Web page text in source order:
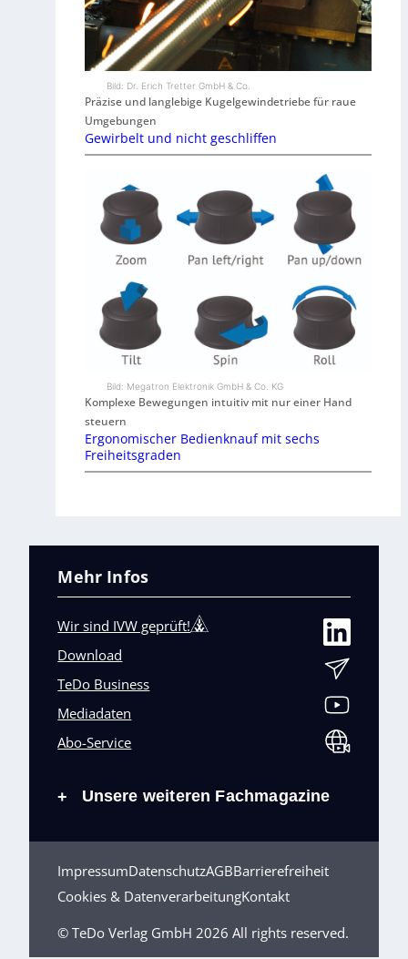
Bild: Dr. Erich Tretter GmbH & Co.
Präzise und langlebige Kugelgewindetriebe für raue
Umgebungen
Gewirbelt und nicht geschliffen
Bild: Megatron Elektronik GmbH & Co. KG
Komplexe Bewegungen intuitiv mit nur einer Hand
steuern
Ergonomischer Bedienknauf mit sechs
Freiheitsgraden
Mehr Infos
Wir sind IVW geprüft!
Download
TeDo Business
Mediadaten
Abo-Service
+ Unsere weiteren Fachmagazine
ImpressumDatenschutzAGBBarrierefreiheit
Cookies & DatenverarbeitungKontakt
© TeDo Verlag GmbH 2026 All rights reserved.